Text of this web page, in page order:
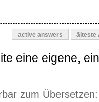
active answers älteste
eine eigene,
zum Übersetzen: